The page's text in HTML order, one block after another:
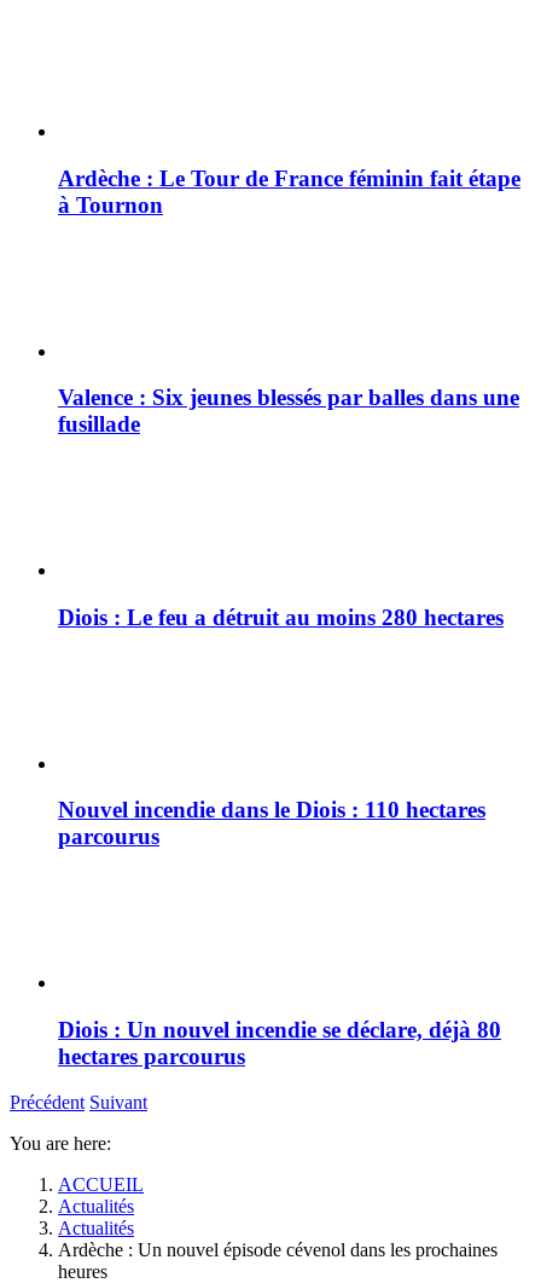
Ardèche : Le Tour de France féminin fait étape
à Tournon
Valence : Six jeunes blessés par balles dans une
fusillade
Diois : Le feu a détruit au moins 280 hectares
Nouvel incendie dans le Diois : 110 hectares
parcourus
Diois : Un nouvel incendie se déclare, déjà 80
hectares parcourus
Précédent Suivant
You are here:
ACCUEIL
Actualités
Actualités
Ardèche : Un nouvel épisode cévenol dans les prochaines
heures